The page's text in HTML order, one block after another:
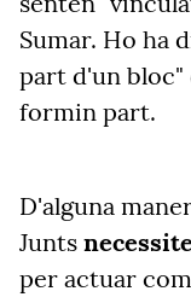
Sumar. Ho ha
part d'un bloc"
formin part.
D'alguna
Junts
per actuar